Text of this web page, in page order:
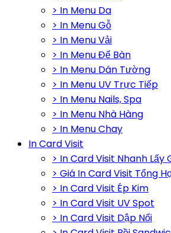
> In Menu Da
> In Menu Gỗ
> In Menu Vải
> In Menu Để Bàn
> In Menu Dán Tường
> In Menu UV Trực Tiếp
> In Menu Nails, Spa
> In Menu Nhà Hàng
> In Menu Chay
In Card Visit
> In Card Visit Nhanh Lấy
> Giá In Card Visit Tổng
> In Card Visit Ép Kim
> In Card Visit UV Spot
> In Card Visit Dập Nổi